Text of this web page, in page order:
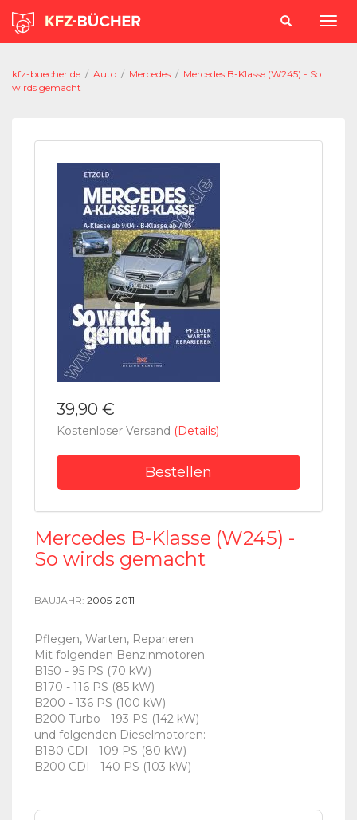
kfz-buecher.de / Auto / Mercedes / Mercedes B-Klasse (W245) - So
wirds gemacht
39,90 €
Kostenloser Versand (Details)
Bestellen
Mercedes B-Klasse (W245) -
So wirds gemacht
BAUJAHR: 2005-2011
Pflegen, Warten, Reparieren
Mit folgenden Benzinmotoren:
B150 - 95 PS (70 kW)
B170 - 116 PS (85 kW)
B200 - 136 PS (100 kW)
B200 Turbo - 193 PS (142 kW)
und folgenden Dieselmotoren:
B180 CDI - 109 PS (80 kW)
B200 CDI - 140 PS (103 kW)